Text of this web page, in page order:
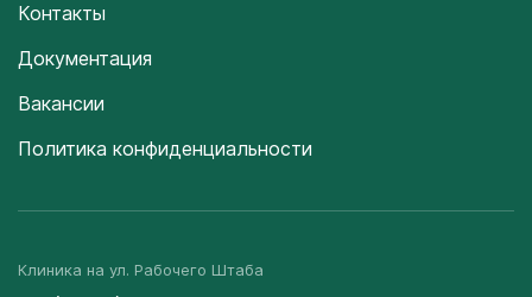
Контакты
Документация
Вакансии
Политика конфиденциальности
Клиника на ул. Рабочего Штаба